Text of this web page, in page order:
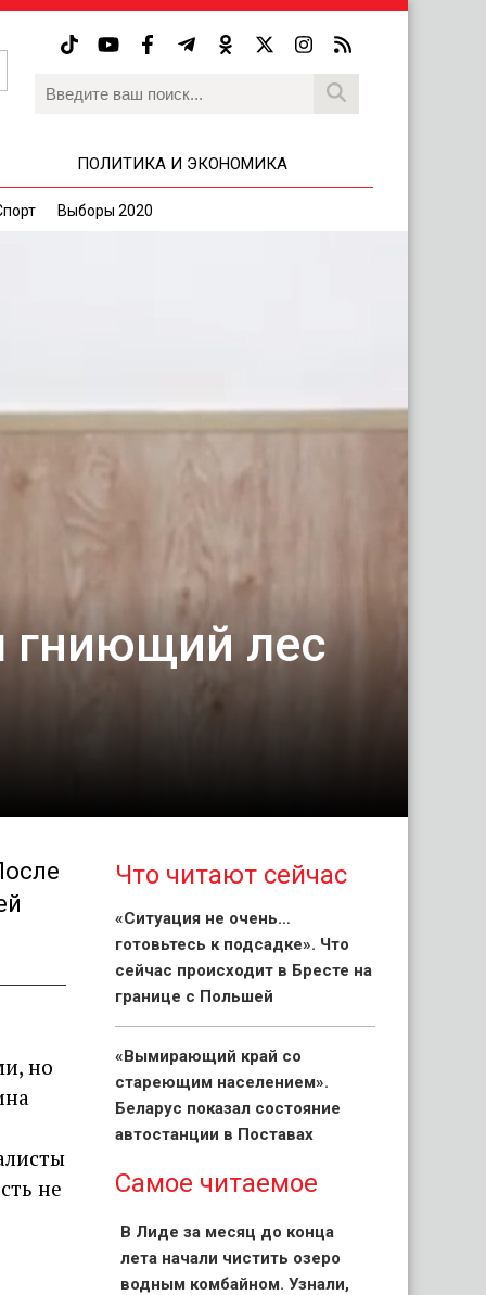
Выборы 2020
ПОЛИТИКА И ЭКОНОМИКА
гниющий лес
но
не
Что читают сейчас
«Ситуация не очень…
готовьтесь к подсадке». Что
сейчас происходит в Бресте на
границе с Польшей
«Вымирающий край со
стареющим населением».
Беларус показал состояние
автостанции в Поставах
Самое читаемое
В Лиде за месяц до конца
лета начали чистить озеро
водным комбайном. Узнали,